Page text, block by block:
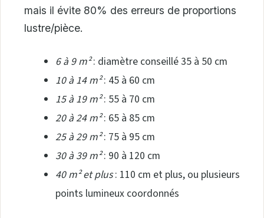
mais il évite 80% des erreurs de proportions
lustre/pièce.
6 à 9 m²: diamètre conseillé 35 à 50 cm
10 à 14 m²: 45 à 60 cm
15 à 19 m²: 55 à 70 cm
20 à 24 m²: 65 à 85 cm
25 à 29 m²: 75 à 95 cm
30 à 39 m²: 90 à 120 cm
40 m² et plus: 110 cm et plus, ou plusieurs
points lumineux coordonnés